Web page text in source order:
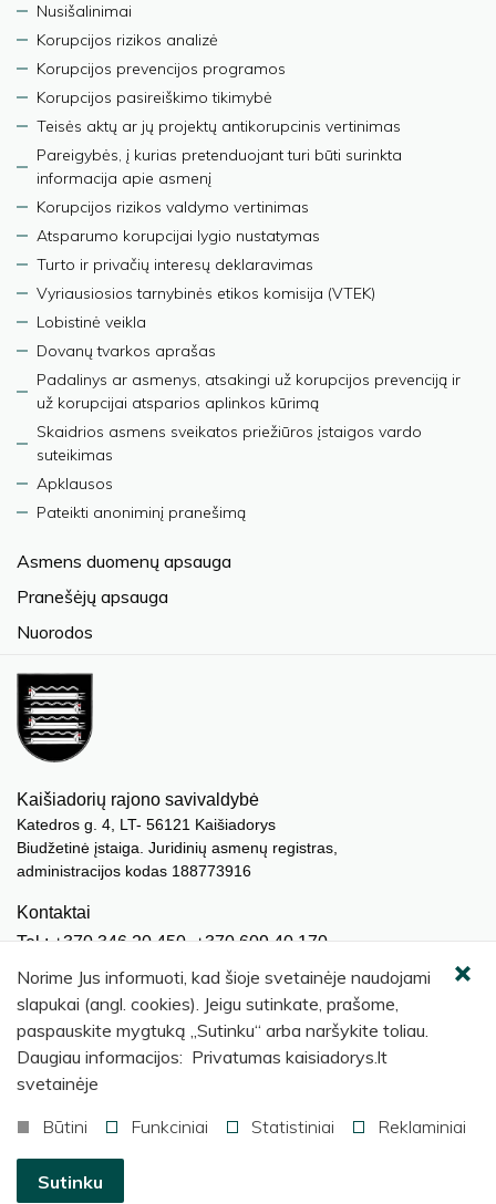
Nusišalinimai
Korupcijos rizikos analizė
Korupcijos prevencijos programos
Korupcijos pasireiškimo tikimybė
Teisės aktų ar jų projektų antikorupcinis vertinimas
Pareigybės, į kurias pretenduojant turi būti surinkta
informacija apie asmenį
Korupcijos rizikos valdymo vertinimas
Atsparumo korupcijai lygio nustatymas
Turto ir privačių interesų deklaravimas
Vyriausiosios tarnybinės etikos komisija (VTEK)
Lobistinė veikla
Dovanų tvarkos aprašas
Padalinys ar asmenys, atsakingi už korupcijos prevenciją ir
už korupcijai atsparios aplinkos kūrimą
Skaidrios asmens sveikatos priežiūros įstaigos vardo
suteikimas
Apklausos
Pateikti anoniminį pranešimą
Asmens duomenų apsauga
Pranešėjų apsauga
Nuorodos
Kaišiadorių rajono savivaldybė
Katedros g. 4, LT- 56121 Kaišiadorys
Biudžetinė įstaiga. Juridinių asmenų registras,
administracijos kodas 188773916
Kontaktai
Tel.: +370 346 20 450, +370 609 40 170
El. paštas.: meras@kaisiadorys.lt
dokumentai@kaisiadorys.lt
Naujienų prenumerata
© 2026 Kaišiadorių rajono savivaldybė
Norime Jus informuoti, kad šioje svetainėje naudojami
slapukai (angl. cookies). Jeigu sutinkate, prašome,
paspauskite mygtuką „Sutinku“ arba naršykite toliau.
Daugiau informacijos: Privatumas kaisiadorys.lt
svetainėje
Būtini
Funkciniai Statistiniai Reklaminiai
Sutinku